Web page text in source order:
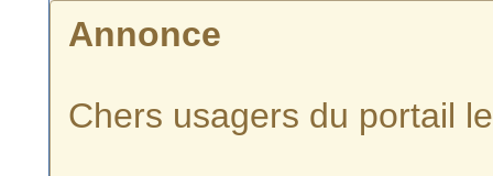
Annonce
Chers usagers du portail